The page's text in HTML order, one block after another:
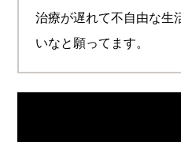
治療が遅れて不自由な生
いなと願ってます。